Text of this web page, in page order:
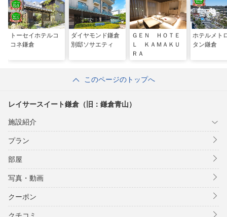
トーセイホテルコ
コネ鎌倉
ダイヤモンド鎌倉
別邸ソサエティ
ＧＥＮ ＨＯＴＥ
Ｌ ＫＡＭＡＫＵ
ＲＡ
ホテルメト
タン鎌倉
このページのトップへ
レイサースイート鎌倉（旧：鎌倉青山）
施設紹介
プラン
部屋
写真・動画
クーポン